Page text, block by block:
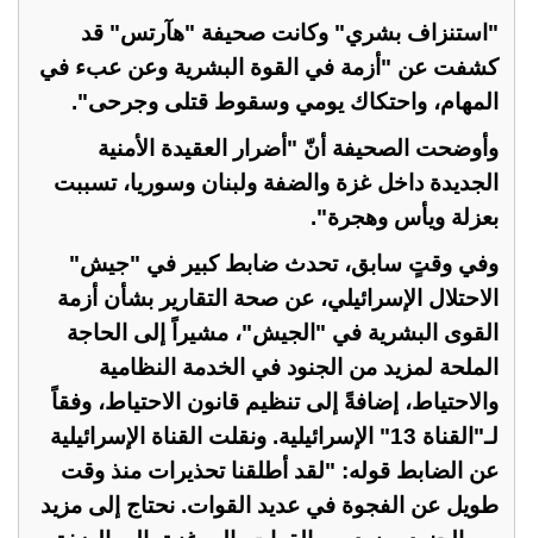
"استنزاف بشري" وكانت صحيفة "هآرتس" قد
كشفت عن "أزمة في القوة البشرية وعن عبء في
المهام، واحتكاك يومي وسقوط قتلى وجرحى".
وأوضحت الصحيفة أنّ "أضرار العقيدة الأمنية
الجديدة داخل غزة والضفة ولبنان وسوريا، تسببت
بعزلة ويأس وهجرة".
وفي وقتٍ سابق، تحدث ضابط كبير في "جيش"
الاحتلال الإسرائيلي، عن صحة التقارير بشأن أزمة
القوى البشرية في "الجيش"، مشيراً إلى الحاجة
الملحة لمزيد من الجنود في الخدمة النظامية
والاحتياط، إضافةً إلى تنظيم قانون الاحتياط، وفقاً
لـ"القناة 13" الإسرائيلية. ونقلت القناة الإسرائيلية
عن الضابط قوله: "لقد أطلقنا تحذيرات منذ وقت
طويل عن الفجوة في عديد القوات. نحتاج إلى مزيد